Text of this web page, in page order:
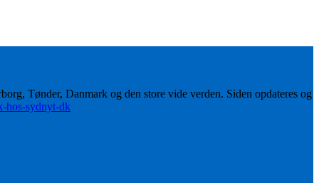
Tønder, Danmark og den store vide verden. Siden opdateres og
hos-sydnyt-dk